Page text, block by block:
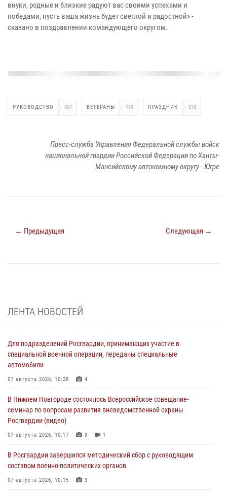
внуки, родные и близкие радуют вас своими успехами и
победами, пусть ваша жизнь будет светлой и радостной» -
сказано в поздравлении командующего округом.
РУКОВОДСТВО 397 ВЕТЕРАНЫ 119 ПРАЗДНИК 518
Пресс-служба Управления Федеральной службы войск
национальной гвардии Российской Федерации по Ханты-
Мансийскому автономному округу - Югре
← Предыдущая Следующая →
ЛЕНТА НОВОСТЕЙ
Для подразделений Росгвардии, принимающих участие в
специальной военной операции, переданы специальные
автомобили
07 августа 2026, 10:28 4
В Нижнем Новгороде состоялось Всероссийское совещание-
семинар по вопросам развития вневедомственной охраны
Росгвардии (видео)
07 августа 2026, 10:17 9 1
В Росгвардии завершился методический сбор с руководящим
составом военно-политических органов
07 августа 2026, 10:15 3